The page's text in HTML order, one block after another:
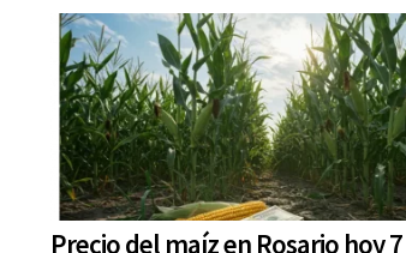
Precio del maíz en Rosario hoy